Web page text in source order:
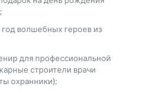
волшебных героев из
для профессиональной
строители врачи
охранники);